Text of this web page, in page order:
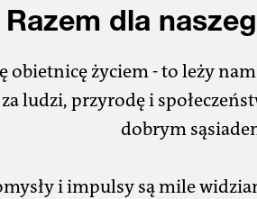
Razem dla
obietnicę życiem - to leży
ludzi, przyrodę i
dobrym
i impulsy są mile